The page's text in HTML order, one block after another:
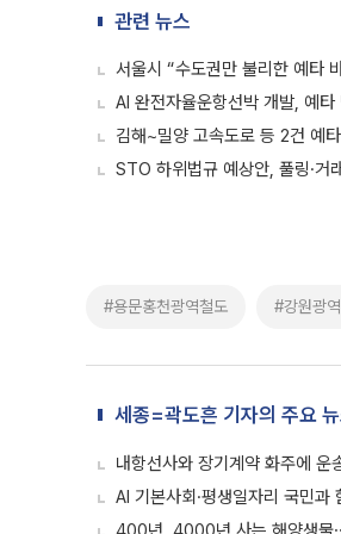
관련 뉴스
서울시 “수도권만 불리한 예타
AI 완전자율운항선박 개발, 예
김해~밀양 고속도로 등 2건 예
STO 하위법규 예상안, 풀링·거
#용문홍천광역철도 #강원광
세종=곽도흔 기자의 주요
내항선사와 장기계약 화주에 운
AI 기본사회·평생일자리 국민